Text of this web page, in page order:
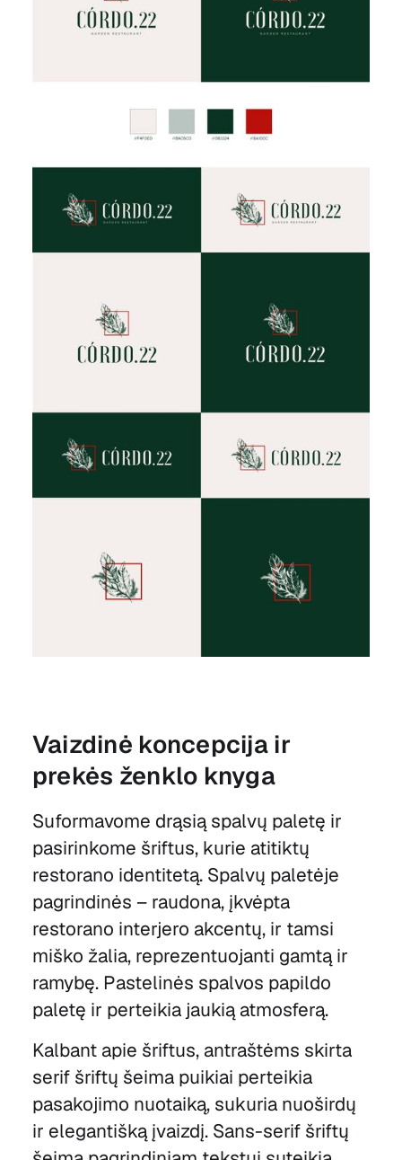
Vaizdinė koncepcija ir
prekės ženklo knyga
Suformavome drąsią spalvų paletę ir
pasirinkome šriftus, kurie atitiktų
restorano identitetą. Spalvų paletėje
pagrindinės – raudona, įkvėpta
restorano interjero akcentų, ir tamsi
miško žalia, reprezentuojanti gamtą ir
ramybę. Pastelinės spalvos papildo
paletę ir perteikia jaukią atmosferą.
Kalbant apie šriftus, antraštėms skirta
serif šriftų šeima puikiai perteikia
pasakojimo nuotaiką, sukuria nuoširdų
ir elegantišką įvaizdį. Sans-serif šriftų